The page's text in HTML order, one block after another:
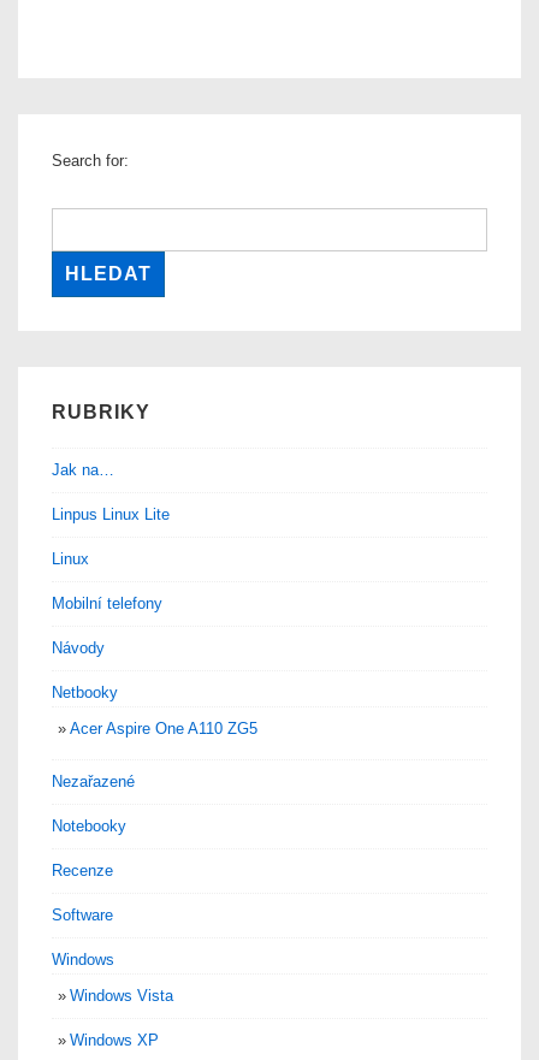
Search for:
RUBRIKY
Jak na…
Linpus Linux Lite
Linux
Mobilní telefony
Návody
Netbooky
Acer Aspire One A110 ZG5
Nezařazené
Notebooky
Recenze
Software
Windows
Windows Vista
Windows XP